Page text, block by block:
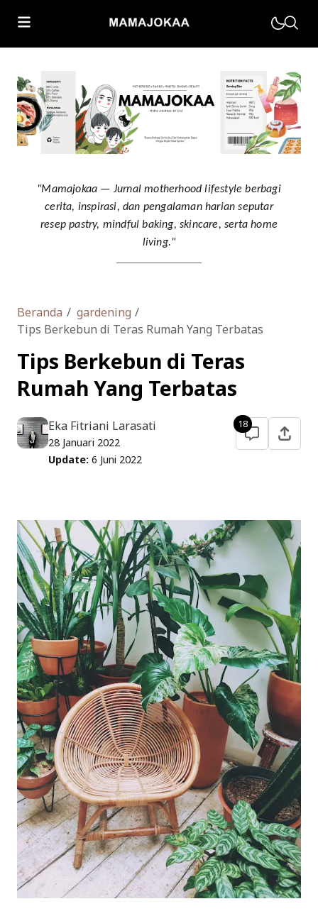
Motherhood
Parenting
Muhasabah
Kesehatan Keluarga
Kuliner Bandung
Traveling
"Mamajokaa — Jurnal motherhood lifestyle berbagi
cerita, inspirasi, dan pengalaman harian seputar
resep pastry, mindful baking, skincare, serta home
living."
Beranda
gardening
Tips Berkebun di Teras Rumah Yang Terbatas
Tips Berkebun di Teras
Rumah Yang Terbatas
Eka Fitriani Larasati
28 Januari 2022
Update: 6 Juni 2022
18